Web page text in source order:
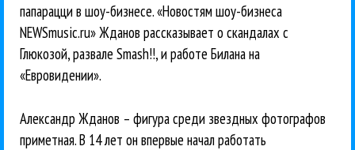
папарацци в шоу-бизнесе. «Новостям шоу-бизнеса
NEWSmusic.ru» Жданов рассказывает о скандалах с
Глюкозой, развале Smash!!, и работе Билана на
«Евровидении».
Александр Жданов – фигура среди звездных фотографов
приметная. В 14 лет он впервые начал работать